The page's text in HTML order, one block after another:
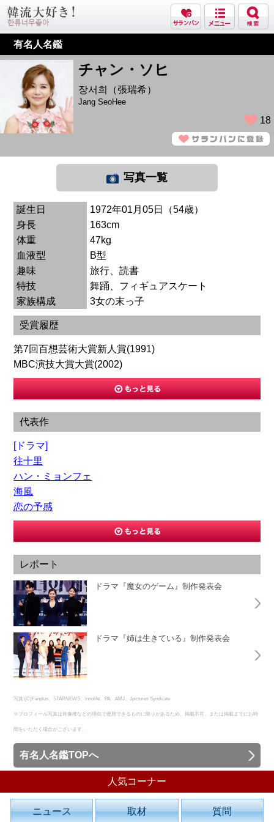
有名人名鑑
チャン・ソヒ
장서희（張瑞希）
Jang SeoHee
18
写真一覧
誕生日
1972年01月05日（54歳）
身長
163cm
体重
47kg
血液型
B型
趣味
旅行、読書
特技
舞踊、フィギュアスケート
家族構成
3女の末っ子
受賞履歴
第7回百想芸術大賞新人賞(1991)
MBC演技大賞大賞(2002)
代表作
[ドラマ]
往十里
ハン・ミョンフェ
海風
恋の予感
レポート
ドラマ『魔女のゲーム』制作発表会
ドラマ『姉は生きている』制作発表会
写真:(C)Fanplus、STARNEWS、innolife、PA、AMJ、Jpictures Syndicate
※プロフィール写真は肖像権などの理由で使用できるものに限りがあるため、掲載不可、または掲載までにお時
間をいただく場合がございます。
有名人名鑑TOPへ
人気コーナー
ニュース 取材 質問